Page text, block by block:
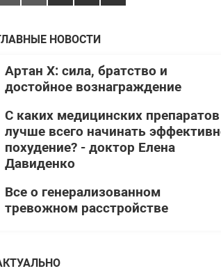
НОВОСТИ
Артан Х: сила, братство и
достойное вознаграждение
С каких медицинских препаратов
лучше всего начинать
похудение? - доктор Елена
Давиденко
Все о генерализованном
тревожном расстройстве